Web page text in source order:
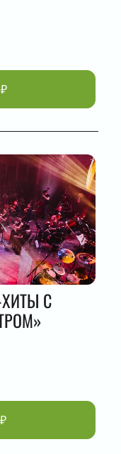
₽
С
₽